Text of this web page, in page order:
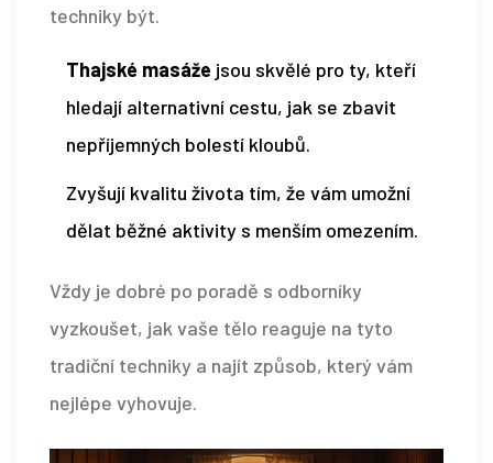
techniky být.
Thajské masáže jsou skvělé pro ty, kteří
hledají alternativní cestu, jak se zbavit
nepříjemných bolestí kloubů.
Zvyšují kvalitu života tím, že vám umožní
dělat běžné aktivity s menším omezením.
Vždy je dobré po poradě s odborníky
vyzkoušet, jak vaše tělo reaguje na tyto
tradiční techniky a najít způsob, který vám
nejlépe vyhovuje.